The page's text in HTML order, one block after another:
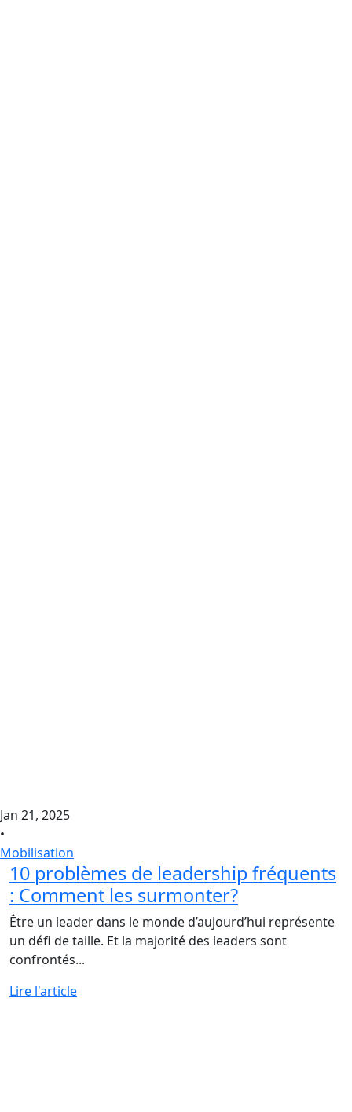
Jan 21, 2025
•
Mobilisation
10 problèmes de leadership fréquents
: Comment les surmonter?
Être un leader dans le monde d’aujourd’hui représente
un défi de taille. Et la majorité des leaders sont
confrontés...
Lire l'article